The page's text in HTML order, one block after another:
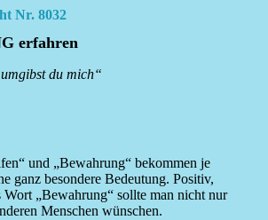
Nr. 8032
erfahren
du mich“
und „Bewahrung“ bekommen je
ganz besondere Bedeutung. Positiv,
„Bewahrung“ sollte man nicht nur
Menschen wünschen.